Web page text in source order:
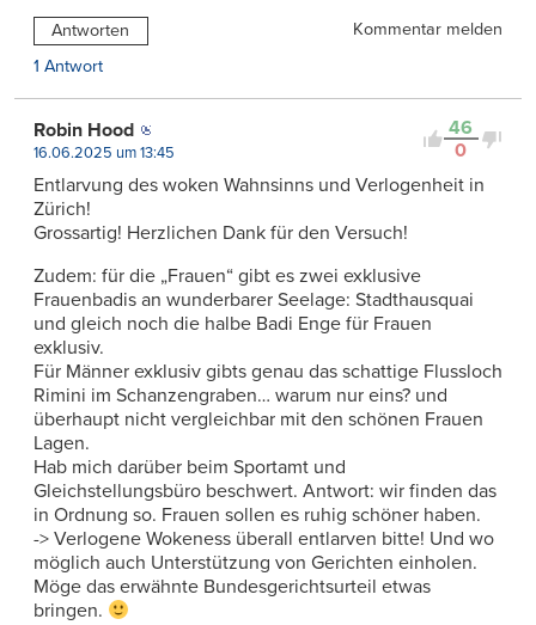
Antworten
Kommentar melden
1 Antwort
46
0
Robin Hood
16.06.2025 um 13:45
Entlarvung des woken Wahnsinns und Verlogenheit in
Zürich!
Grossartig! Herzlichen Dank für den Versuch!
Zudem: für die „Frauen“ gibt es zwei exklusive
Frauenbadis an wunderbarer Seelage: Stadthausquai
und gleich noch die halbe Badi Enge für Frauen
exklusiv.
Für Männer exklusiv gibts genau das schattige Flussloch
Rimini im Schanzengraben… warum nur eins? und
überhaupt nicht vergleichbar mit den schönen Frauen
Lagen.
Hab mich darüber beim Sportamt und
Gleichstellungsbüro beschwert. Antwort: wir finden das
in Ordnung so. Frauen sollen es ruhig schöner haben.
-> Verlogene Wokeness überall entlarven bitte! Und wo
möglich auch Unterstützung von Gerichten einholen.
Möge das erwähnte Bundesgerichtsurteil etwas
bringen.